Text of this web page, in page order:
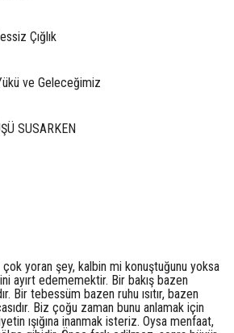
Çığlık
ve Geleceğimiz
SUSARKEN
yoran şey, kalbin mi konuştuğunu yoksa
ayırt edememektir. Bir bakış bazen
Bir tebessüm bazen ruhu ısıtır, bazen
Biz çoğu zaman bunu anlamak için
ışığına inanmak isteriz. Oysa menfaat,